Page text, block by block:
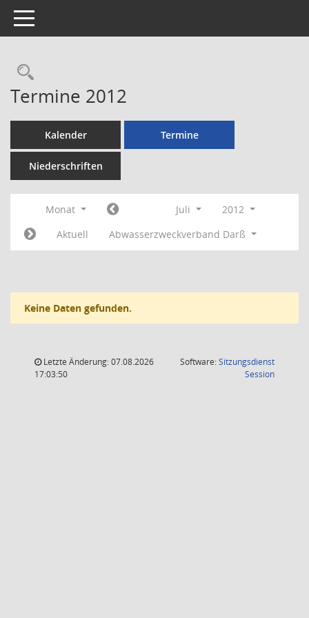
Toggle navigation
Rechercheauswahl
Termine 2012
Kalender Termine
Niederschriften
Monat Juli
2012
Aktuell
Abwasserzweckverband Darß
Keine Daten gefunden.
Letzte Änderung: 07.08.2026
17:03:50
Software:Sitzungsdienst
Session(Wird in